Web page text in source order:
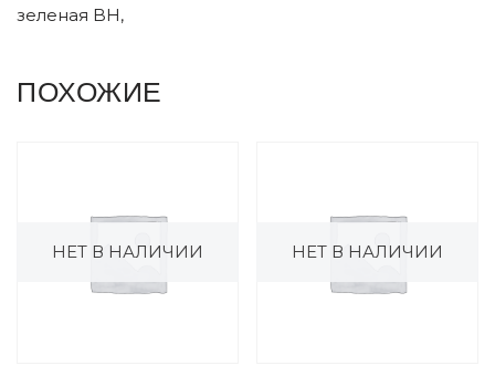
зеленая BH,
ПОХОЖИЕ
НЕТ В НАЛИЧИИ НЕТ В НАЛИЧИИ